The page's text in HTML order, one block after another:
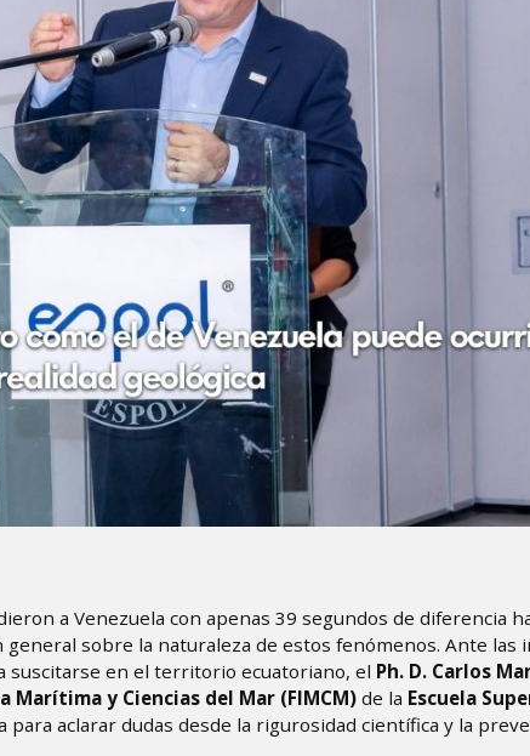
a Venezuela con apenas 39 segundos de diferencia
general sobre la naturaleza de estos fenómenos. Ante
suscitarse en el territorio ecuatoriano, el Ph. D. Carlos
Marítima y Ciencias del Mar (FIMCM)de la Escuela
para aclarar dudas desde la rigurosidad científica y la